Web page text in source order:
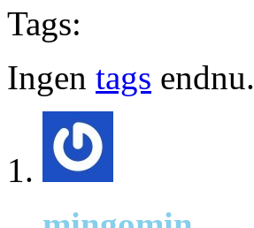
Tags:
Ingen tags endnu.